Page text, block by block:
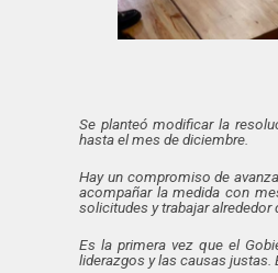
Se planteó modificar la
hasta el mes de diciembre.
Hay un compromiso de
acompañar la medida con
solicitudes y trabajar
Es la primera vez que el
liderazgos y las causas justas.